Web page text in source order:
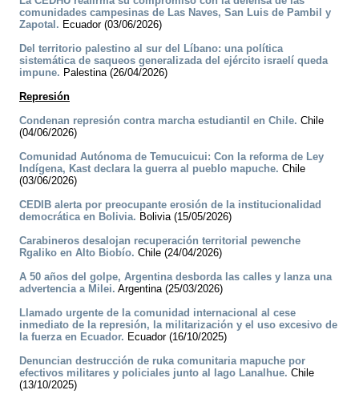
comunidades campesinas de Las Naves, San Luis de Pambil y
Zapotal. Ecuador (03/06/2026)
Del territorio palestino al sur del Líbano: una política
sistemática de saqueos generalizada del ejército israelí queda
impune. Palestina (26/04/2026)
Represión
Condenan represión contra marcha estudiantil en Chile. Chile
(04/06/2026)
Comunidad Autónoma de Temucuicui: Con la reforma de Ley
Indígena, Kast declara la guerra al pueblo mapuche. Chile
(03/06/2026)
CEDIB alerta por preocupante erosión de la institucionalidad
democrática en Bolivia. Bolivia (15/05/2026)
Carabineros desalojan recuperación territorial pewenche
Rgaliko en Alto Biobío. Chile (24/04/2026)
A 50 años del golpe, Argentina desborda las calles y lanza una
advertencia a Milei. Argentina (25/03/2026)
Llamado urgente de la comunidad internacional al cese
inmediato de la represión, la militarización y el uso excesivo de
la fuerza en Ecuador. Ecuador (16/10/2025)
Denuncian destrucción de ruka comunitaria mapuche por
efectivos militares y policiales junto al lago Lanalhue. Chile
(13/10/2025)